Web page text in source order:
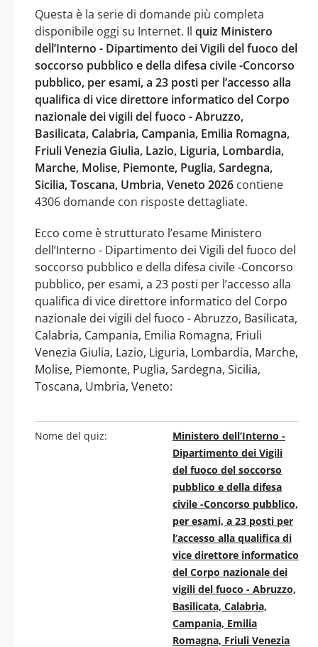
Questa è la serie di domande più completa
disponibile oggi su Internet. Il quiz Ministero
dell’Interno - Dipartimento dei Vigili del fuoco del
soccorso pubblico e della difesa civile -Concorso
pubblico, per esami, a 23 posti per l’accesso alla
qualifica di vice direttore informatico del Corpo
nazionale dei vigili del fuoco - Abruzzo,
Basilicata, Calabria, Campania, Emilia Romagna,
Friuli Venezia Giulia, Lazio, Liguria, Lombardia,
Marche, Molise, Piemonte, Puglia, Sardegna,
Sicilia, Toscana, Umbria, Veneto 2026 contiene
4306 domande con risposte dettagliate.
Ecco come è strutturato l’esame Ministero
dell’Interno - Dipartimento dei Vigili del fuoco del
soccorso pubblico e della difesa civile -Concorso
pubblico, per esami, a 23 posti per l’accesso alla
qualifica di vice direttore informatico del Corpo
nazionale dei vigili del fuoco - Abruzzo, Basilicata,
Calabria, Campania, Emilia Romagna, Friuli
Venezia Giulia, Lazio, Liguria, Lombardia, Marche,
Molise, Piemonte, Puglia, Sardegna, Sicilia,
Toscana, Umbria, Veneto:
Nome del quiz:
Ministero dell’Interno -
Dipartimento dei Vigili
del fuoco del soccorso
pubblico e della difesa
civile -Concorso pubblico,
per esami, a 23 posti per
l’accesso alla qualifica di
vice direttore informatico
del Corpo nazionale dei
vigili del fuoco - Abruzzo,
Basilicata, Calabria,
Campania, Emilia
Romagna, Friuli Venezia